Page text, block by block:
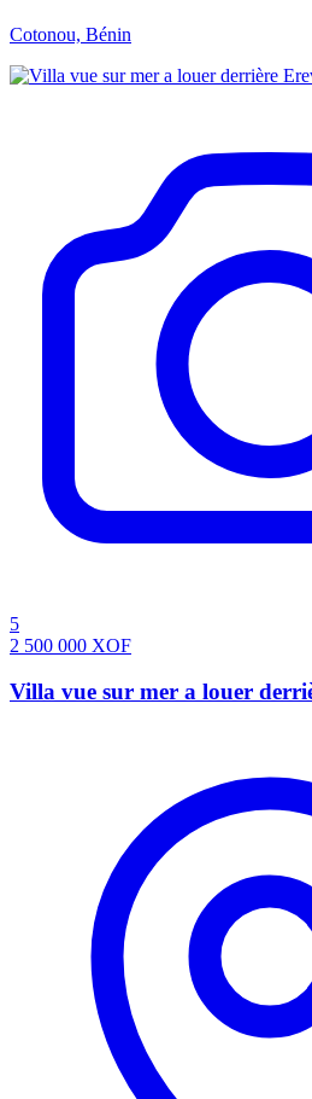
Cotonou, Bénin
5
2 500 000 XOF
Villa vue sur mer a louer